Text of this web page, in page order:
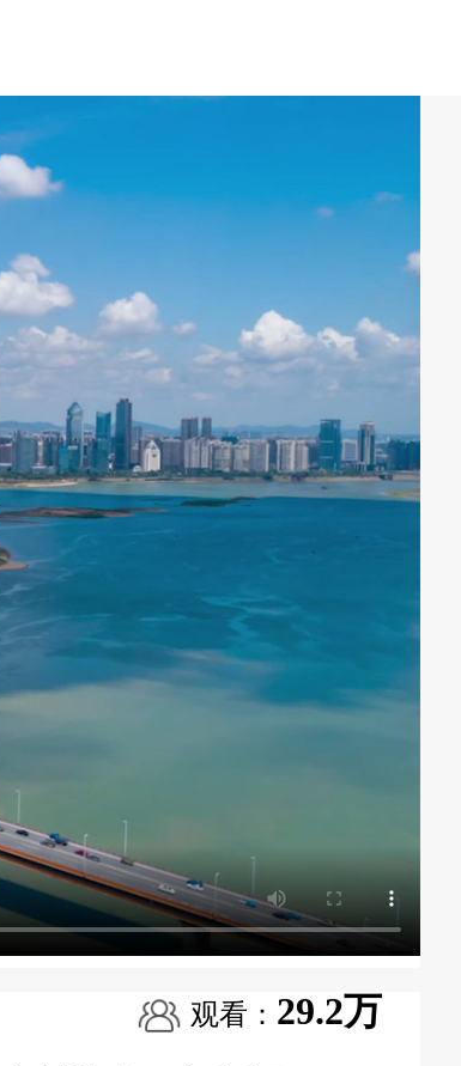
观看： 29.2万